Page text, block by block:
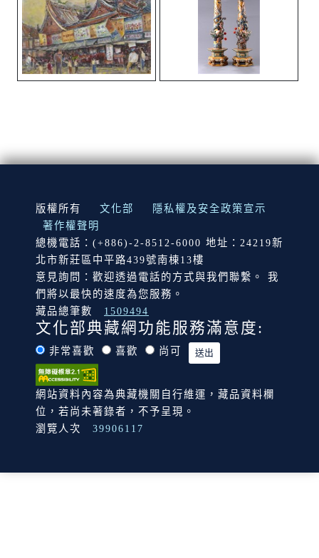
:::
版權所有 文化部
隱私權及安全政策宣示
著作權聲明
總機電話：(+886)-2-8512-6000 地址：24219新
北市新莊區中平路439號南棟13樓
意見詢問：歡迎透過電話的方式與我們聯繫。 我
們將以最快的速度為您服務。
藏品總筆數
1509494
文化部典藏網功能服務滿意度:
非常喜歡 喜歡 尚可
網站資料內容為典藏機關自行維運，藏品資料欄
位，若尚未著錄者，不予呈現。
瀏覽人次
39906117